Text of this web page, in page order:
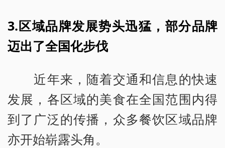
3.区域品牌发展势头迅猛，部分品牌
迈出了全国化步伐
近年来，随着交通和信息的快速
发展，各区域的美食在全国范围内得
到了广泛的传播，众多餐饮区域品牌
亦开始崭露头角。